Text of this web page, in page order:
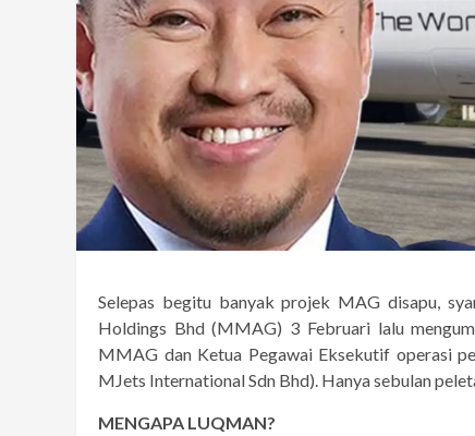
Selepas begitu banyak projek MAG disapu,
Holdings Bhd (MMAG) 3 Februari lalu
MMAG dan Ketua Pegawai Eksekutif operasi
MJets International Sdn Bhd). Hanya sebulan
MENGAPA LUQMAN?